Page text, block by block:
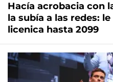
Hacía acrobacia con
la subía a las redes:
licenica hasta 2099